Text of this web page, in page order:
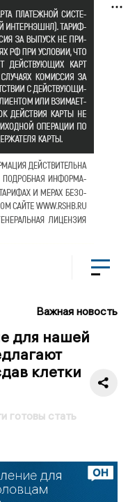
Важная новость
для нашей
клетки
готовы стать